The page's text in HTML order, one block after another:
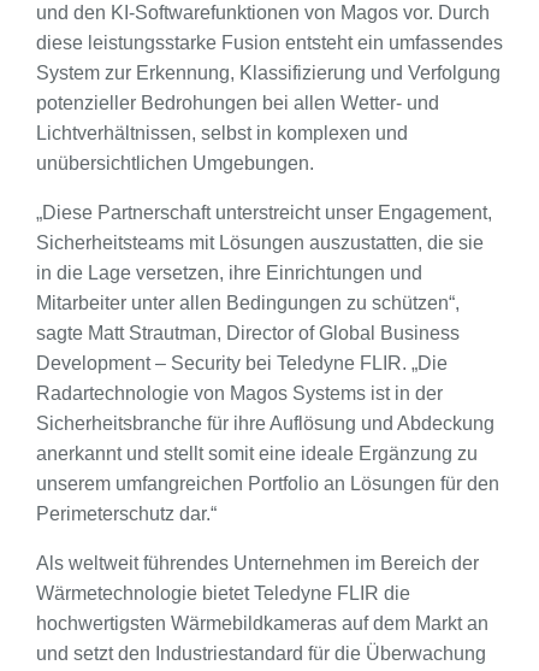
und den KI-Softwarefunktionen von Magos vor. Durch
diese leistungsstarke Fusion entsteht ein umfassendes
System zur Erkennung, Klassifizierung und Verfolgung
potenzieller Bedrohungen bei allen Wetter- und
Lichtverhältnissen, selbst in komplexen und
unübersichtlichen Umgebungen.
„Diese Partnerschaft unterstreicht unser Engagement,
Sicherheitsteams mit Lösungen auszustatten, die sie
in die Lage versetzen, ihre Einrichtungen und
Mitarbeiter unter allen Bedingungen zu schützen“,
sagte Matt Strautman, Director of Global Business
Development – Security bei Teledyne FLIR. „Die
Radartechnologie von Magos Systems ist in der
Sicherheitsbranche für ihre Auflösung und Abdeckung
anerkannt und stellt somit eine ideale Ergänzung zu
unserem umfangreichen Portfolio an Lösungen für den
Perimeterschutz dar.“
Als weltweit führendes Unternehmen im Bereich der
Wärmetechnologie bietet Teledyne FLIR die
hochwertigsten Wärmebildkameras auf dem Markt an
und setzt den Industriestandard für die Überwachung